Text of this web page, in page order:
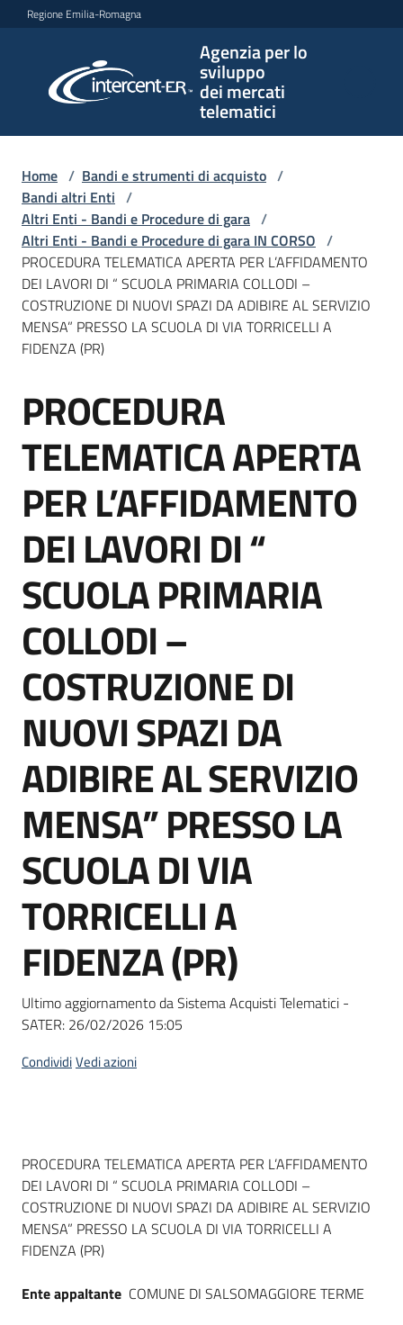
Vai al contenuto
Vai alla navigazione
Vai al footer
Regione Emilia-Romagna
Agenzia per lo
sviluppo
dei mercati
telematici
per lo
sviluppo
telematici
L'Agenzia
Bandi
e
di
acquisto
Supporto
Piattaforme
telematiche
English
site
Seguici
su
Home / Bandi e strumenti di acquisto /
Bandi altri Enti /
Altri Enti - Bandi e Procedure di gara /
Altri Enti - Bandi e Procedure di gara IN CORSO /
PROCEDURA TELEMATICA APERTA PER L’AFFIDAMENTO
DEI LAVORI DI “ SCUOLA PRIMARIA COLLODI –
COSTRUZIONE DI NUOVI SPAZI DA ADIBIRE AL SERVIZIO
MENSA” PRESSO LA SCUOLA DI VIA TORRICELLI A
FIDENZA (PR)
Salta al contenuto
PROCEDURA
TELEMATICA APERTA
PER L’AFFIDAMENTO
DEI LAVORI DI “
SCUOLA PRIMARIA
COLLODI –
COSTRUZIONE DI
NUOVI SPAZI DA
ADIBIRE AL SERVIZIO
MENSA” PRESSO LA
SCUOLA DI VIA
TORRICELLI A
FIDENZA (PR)
Ultimo aggiornamento da Sistema Acquisti Telematici -
SATER: 26/02/2026 15:05
CondividiVedi azioni
Dati del bando
PROCEDURA TELEMATICA APERTA PER L’AFFIDAMENTO
DEI LAVORI DI “ SCUOLA PRIMARIA COLLODI –
COSTRUZIONE DI NUOVI SPAZI DA ADIBIRE AL SERVIZIO
MENSA” PRESSO LA SCUOLA DI VIA TORRICELLI A
FIDENZA (PR)
Ente appaltante COMUNE DI SALSOMAGGIORE TERME